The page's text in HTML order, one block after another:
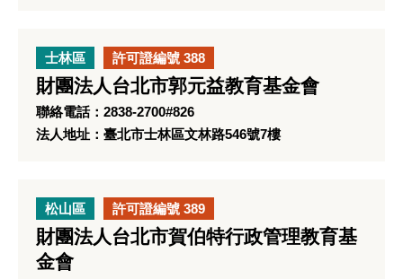
士林區 許可證編號 388
財團法人台北市郭元益教育基金會
聯絡電話：2838-2700#826
法人地址：臺北市士林區文林路546號7樓
松山區 許可證編號 389
財團法人台北市賀伯特行政管理教育基
金會